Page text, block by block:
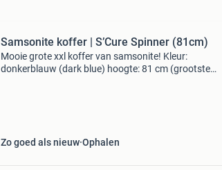
Samsonite koffer | S’Cure Spinner (81cm)
Mooie grote xxl koffer van samsonite! Kleur:
donkerblauw (dark blue) hoogte: 81 cm (grootste
Zo goed als nieuw Ophalen